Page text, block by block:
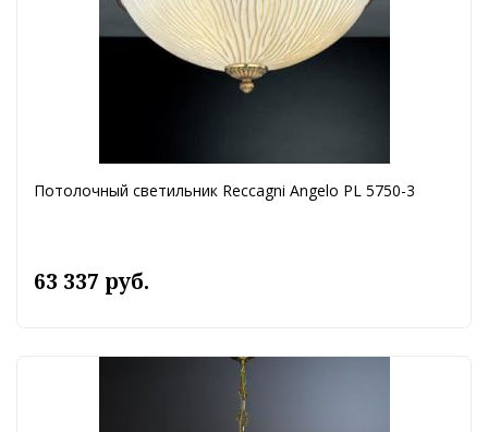
Потолочный светильник Reccagni Angelo PL 5750-3
63 337 руб.